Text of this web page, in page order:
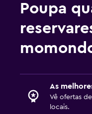
Poupa
As
Vê ofertas
locais.